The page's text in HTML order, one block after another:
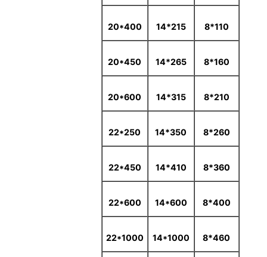
110*8
215*14
20*400
160*8
265*14
20*450
210*8
315*14
20*600
260*8
350*14
22*250
360*8
410*14
22*450
400*8
14*600
22*600
460*8
14*1000
22*1000